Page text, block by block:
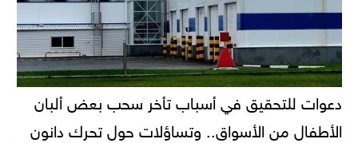
دعوات للتحقيق في أسباب تأخر سحب بعض ألبان
الأطفال من الأسواق.. وتساؤلات حول تحرك دانون